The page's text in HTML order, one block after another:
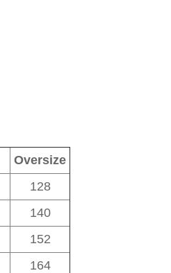
Oversize
128
140
152
164